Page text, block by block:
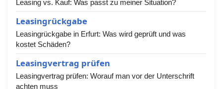
Leasing vs. Kauf: Was passt zu meiner Situation?
Leasingrückgabe
Leasingrückgabe in Erfurt: Was wird geprüft und was
kostet Schäden?
Leasingvertrag prüfen
Leasingvertrag prüfen: Worauf man vor der Unterschrift
achten muss